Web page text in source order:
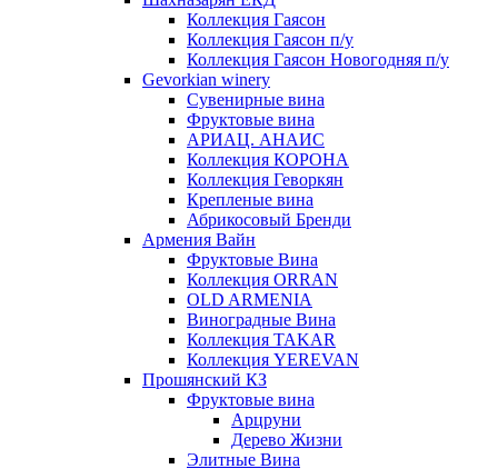
Коллекция Гаясон
Коллекция Гаясон п/у
Коллекция Гаясон Новогодняя п/у
Gevorkian winery
Сувенирные вина
Фруктовые вина
АРИАЦ. АНАИС
Коллекция КОРОНА
Коллекция Геворкян
Крепленые вина
Абрикосовый Бренди
Армения Вайн
Фруктовые Вина
Коллекция ORRAN
OLD ARMENIA
Виноградные Вина
Коллекция TAKAR
Коллекция YEREVAN
Прошянский КЗ
Фруктовые вина
Арцруни
Дерево Жизни
Элитные Вина